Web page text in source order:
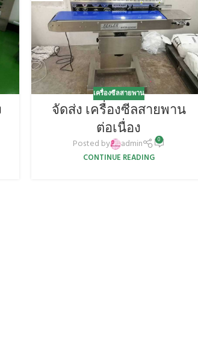
เครื่องซีลสายพาน
จัดส่ง เครื่องซีลสายพาน
ต่อเนื่อง
Posted by admin 0
CONTINUE READING